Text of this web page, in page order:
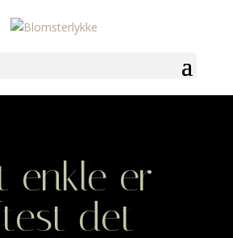
enkle er
det